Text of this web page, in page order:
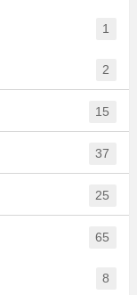
1
2
15
37
25
65
8